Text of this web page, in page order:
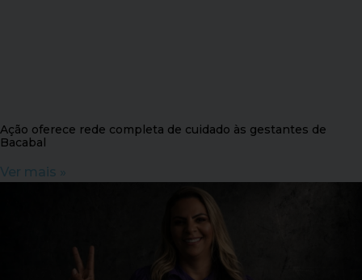
Ação oferece rede completa de cuidado às gestantes de
Bacabal
Ver mais »